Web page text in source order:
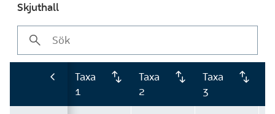
Skjuthall
Taxa
1
Taxa
2
Taxa
3